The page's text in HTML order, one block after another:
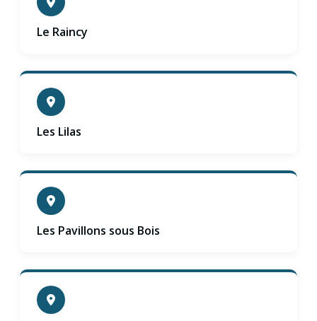
Le Raincy
Les Lilas
Les Pavillons sous Bois